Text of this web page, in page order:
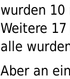
wurden 10
Weitere 17
alle
Aber an